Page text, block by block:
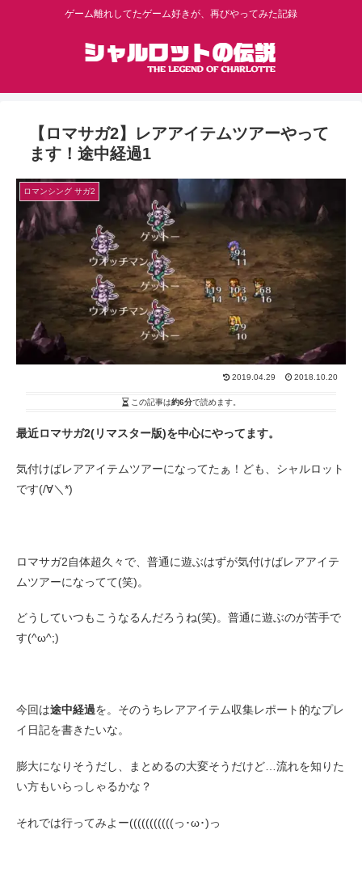
ゲーム離れしてたゲーム好きが、再びやってみた記録
【ロマサガ2】レアアイテムツアーやって
ます！途中経過1
ロマンシング サガ2
2019.04.29 2018.10.20
この記事は約6分で読めます。
最近ロマサガ2(リマスター版)を中心にやってます。
気付けばレアアイテムツアーになってたぁ！ども、シャルロット
です(/∀＼*)
ロマサガ2自体超久々で、普通に遊ぶはずが気付けばレアアイテ
ムツアーになってて(笑)。
どうしていつもこうなるんだろうね(笑)。普通に遊ぶのが苦手で
す(^ω^;)
今回は途中経過を。そのうちレアアイテム収集レポート的なプレ
イ日記を書きたいな。
膨大になりそうだし、まとめるの大変そうだけど…流れを知りた
い方もいらっしゃるかな？
それでは行ってみよー(((((((((((っ･ω･)っ